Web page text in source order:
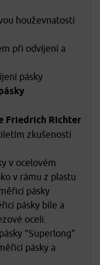
houževnatostí
při odvíjení a
pásky
Friedrich Richter
zkušeností
v ocelovém
v rámu z plastu
pásky
pásky bíle a
oceli.
"Superlong"
pásky a